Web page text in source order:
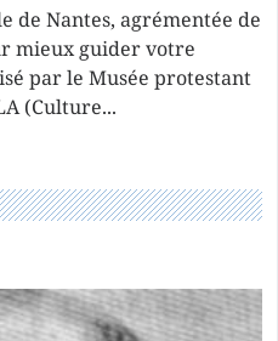
de Nantes, agrémentée de
mieux guider votre
par le Musée protestant
(Culture...